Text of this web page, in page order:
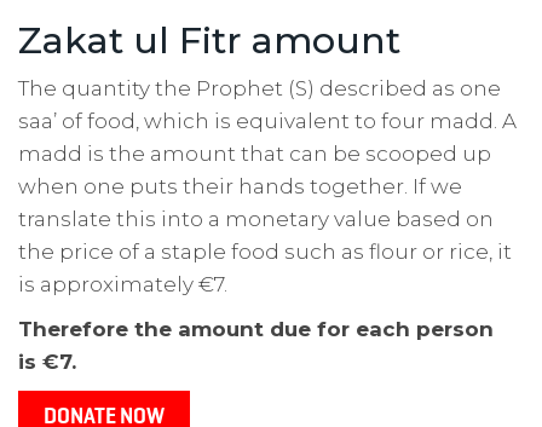
Zakat ul Fitr amount
The quantity the Prophet (S) described as one
saa’ of food, which is equivalent to four madd. A
madd is the amount that can be scooped up
when one puts their hands together. If we
translate this into a monetary value based on
the price of a staple food such as flour or rice, it
is approximately €7.
Therefore the amount due for each person
is €7.